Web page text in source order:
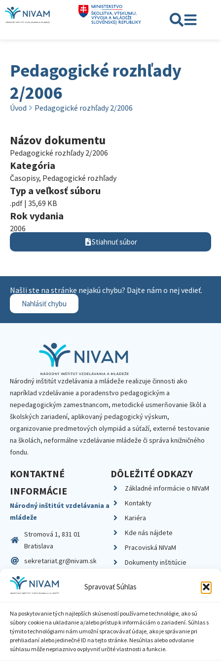
Spravovať Súhlas
Na poskytovanie tých najlepších skúseností používame technológie, ako sú
súbory cookie na ukladanie a/alebo prístup k informáciám o zariadení. Súhlas s
týmito technológiami nám umožní spracovávať údaje, ako je správanie pri
prehliadaní alebo jedinečné ID na tejto stránke. Nesúhlas alebo odvolanie
súhlasu môže nepriaznivo ovplyvniť určité vlastnosti a funkcie.
Pedagogické rozhľady
2/2006
Úvod Pedagogické rozhľady 2/2006
Názov dokumentu
Pedagogické rozhľady 2/2006
Kategória
Časopisy, Pedagogické rozhľady
Typ a veľkosť súboru
.pdf | 35,69 KB
Rok vydania
2006
Stiahnuť súbor
Našli ste na stránke nejakú chybu? Dajte nám o nej vedieť.
Nahlásiť chybu
Národný inštitút vzdelávania a mládeže realizuje činnosti ako
napríklad vzdelávanie a poradenstvo pedagogickým a
nepedagogickým zamestnancom, metodické usmerňovanie škôl a
školských zariadení, aplikovaný pedagogický výskum,
organizovanie predmetových olympiád a súťaží, externé testovanie
na školách, neformálne vzdelávanie mládeže či správa knižničného
fondu.
KONTAKTNÉ
INFORMÁCIE
Národný inštitút vzdelávania a
mládeže
Stromová 1, 831 01
Bratislava
sekretariat.gr@nivam.sk
IČO: 00164348
DIČ: 2020798714
DÔLEŽITÉ ODKAZY
Základné informácie o NIVaM
Kontakty
Kariéra
Kde nás nájdete
Pracoviská NIVaM
Dokumenty inštitúcie
Zásady ochrany súkromia